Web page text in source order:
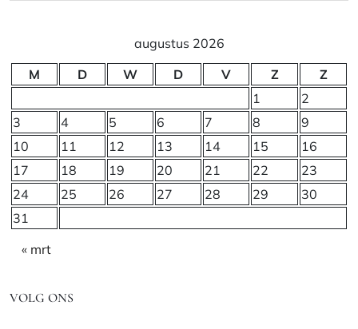
augustus 2026
M
D W D V Z
Z
1
2
3
4 5 6 7 8
9
10
11 12 13 14 15
16
17
18 19 20 21 22
23
24
25 26 27 28 29
30
31
« mrt
VOLG ONS